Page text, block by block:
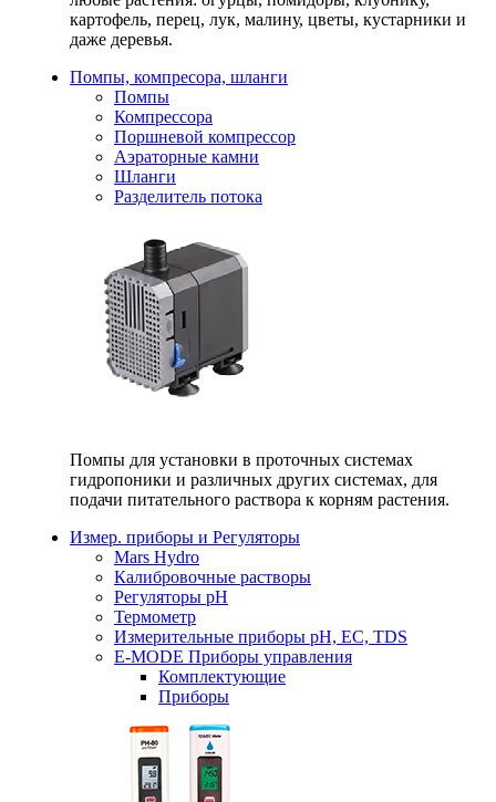
картофель, перец, лук, малину, цветы, кустарники и
даже деревья.
Помпы, компресора, шланги
Помпы
Компрессора
Поршневой компрессор
Аэраторные камни
Шланги
Разделитель потока
Помпы для установки в проточных системах
гидропоники и различных других системах, для
подачи питательного раствора к корням растения.
Измер. приборы и Регуляторы
Mars Hydro
Калибровочные растворы
Регуляторы рН
Термометр
Измерительные приборы pH, EC, TDS
E-MODE Приборы управления
Комплектующие
Приборы